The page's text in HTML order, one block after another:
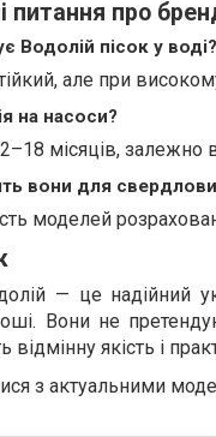
питання про
Водолій пісок у воді?
але при
на насоси?
місяців, залежно
вони для
моделей
— це надійний
Вони не
якість і
з актуальними